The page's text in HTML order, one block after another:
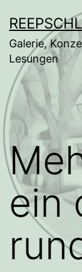
Inhalt
springen
Galerie,
Lesungen
ein